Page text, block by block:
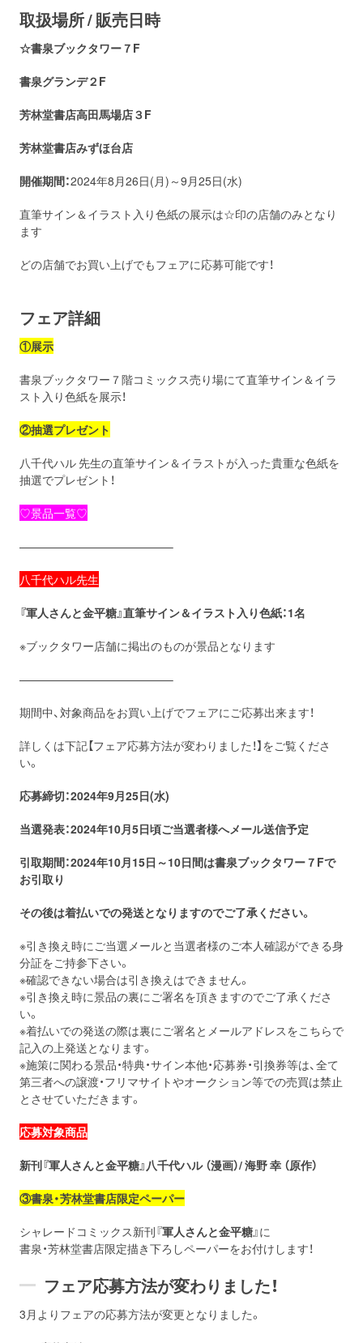
取扱場所 / 販売日時
☆書泉ブックタワー７F
書泉グランデ２F
芳林堂書店高田馬場店３F
芳林堂書店みずほ台店
開催期間：2024年8月26日(月)～9月25日(水)
直筆サイン＆イラスト入り色紙の展示は☆印の店舗のみとなり
ます
どの店舗でお買い上げでもフェアに応募可能です！
フェア詳細
①展示
書泉ブックタワー７階コミックス売り場にて直筆サイン＆イラ
スト入り色紙を展示！
②抽選プレゼント
八千代ハル 先生の直筆サイン＆イラストが入った貴重な色紙を
抽選でプレゼント！
♡景品一覧♡
—————————————–
八千代ハル先生
『軍人さんと金平糖』直筆サイン＆イラスト入り色紙：1名
※ブックタワー店舗に掲出のものが景品となります
—————————————–
期間中、対象商品をお買い上げでフェアにご応募出来ます！
詳しくは下記【フェア応募方法が変わりました！】をご覧くださ
い。
応募締切：2024年9月25日(水)
当選発表：2024年10月5日頃ご当選者様へメール送信予定
引取期間：2024年10月15日～10日間は書泉ブックタワー７Fで
お引取り
その後は着払いでの発送となりますのでご了承ください。
※引き換え時にご当選メールと当選者様のご本人確認ができる身
分証をご持参下さい。
※確認できない場合は引き換えはできません。
※引き換え時に景品の裏にご署名を頂きますのでご了承くださ
い。
※着払いでの発送の際は裏にご署名とメールアドレスをこちらで
記入の上発送となります。
※施策に関わる景品・特典・サイン本他・応募券・引換券等は、全て
第三者への譲渡・フリマサイトやオークション等での売買は禁止
とさせていただきます。
応募対象商品
新刊『軍人さんと金平糖』八千代ハル （漫画）/ 海野 幸 （原作）
③書泉・芳林堂書店限定ペーパー
シャレードコミックス新刊『軍人さんと金平糖』に
書泉・芳林堂書店限定描き下ろしペーパーをお付けします！
フェア応募方法が変わりました！
3月よりフェアの応募方法が変更となりました。